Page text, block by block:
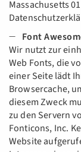
Massachusetts
Font
Wir nutzt zur
Web Fonts, die
einer Seite lädt
Browsercache,
diesem Zweck
zu den Servern
Fonticons, Inc.
Website